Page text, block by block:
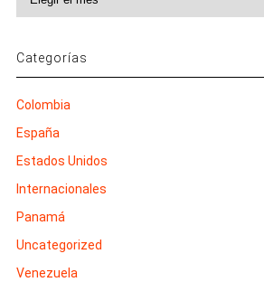
Categorías
Colombia
España
Estados Unidos
Internacionales
Panamá
Uncategorized
Venezuela